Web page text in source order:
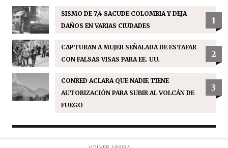
SISMO DE 7,4 SACUDE COLOMBIA Y DEJA
DAÑOS EN VARIAS CIUDADES
1
CAPTURAN A MUJER SEÑALADA DE ESTAFAR
CON FALSAS VISAS PARA EE. UU.
2
CONRED ACLARA QUE NADIE TIENE
AUTORIZACIÓN PARA SUBIR AL VOLCÁN DE
FUEGO
3